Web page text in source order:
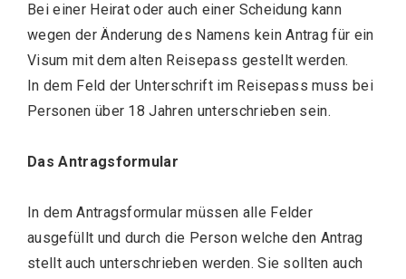
Bei einer Heirat oder auch einer Scheidung kann
wegen der Änderung des Namens kein Antrag für ein
Visum mit dem alten Reisepass gestellt werden.
In dem Feld der Unterschrift im Reisepass muss bei
Personen über 18 Jahren unterschrieben sein.
Das Antragsformular
In dem Antragsformular müssen alle Felder
ausgefüllt und durch die Person welche den Antrag
stellt auch unterschrieben werden. Sie sollten auch